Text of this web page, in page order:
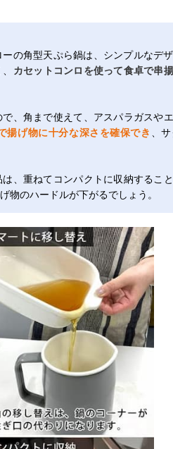
の角型天ぷら鍋は、シンプルなデ
カセットコンロを使って食卓で串
、角まで使えて、アスパラガスや
揚げ物に十分な深さを確保でき
、
、重ねてコンパクトに収納するこ
物のハードルが下がるでしょう。